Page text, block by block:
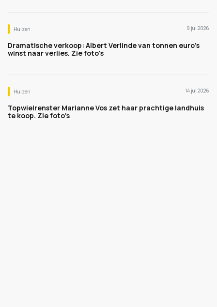
Huizen 9 jul 2026
Dramatische verkoop: Albert Verlinde van tonnen euro's
winst naar verlies. Zie foto's
Huizen 14 jul 2026
Topwielrenster Marianne Vos zet haar prachtige landhuis
te koop. Zie foto's